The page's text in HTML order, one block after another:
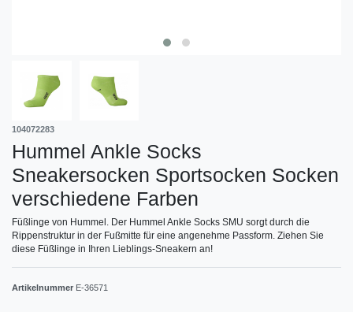
104072283
Hummel Ankle Socks
Sneakersocken Sportsocken Socken
verschiedene Farben
Füßlinge von Hummel. Der Hummel Ankle Socks SMU sorgt durch die
Rippenstruktur in der Fußmitte für eine angenehme Passform. Ziehen Sie
diese Füßlinge in Ihren Lieblings-Sneakern an!
Artikelnummer E-36571